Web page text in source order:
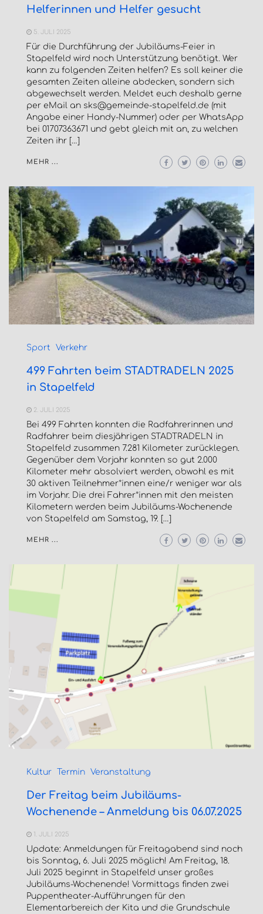
Helferinnen und Helfer gesucht
5. JULI 2025
Für die Durchführung der Jubiläums-Feier in
Stapelfeld wird noch Unterstützung benötigt. Wer
kann zu folgenden Zeiten helfen? Es soll keiner die
gesamten Zeiten alleine abdecken, sondern sich
abgewechselt werden. Meldet euch deshalb gerne
per eMail an sks@gemeinde-stapelfeld.de (mit
Angabe einer Handy-Nummer) oder per WhatsApp
bei 01707363671 und gebt gleich mit an, zu welchen
Zeiten ihr […]
MEHR ...
Sport Verkehr
499 Fahrten beim STADTRADELN 2025
in Stapelfeld
2. JULI 2025
Bei 499 Fahrten konnten die Radfahrerinnen und
Radfahrer beim diesjährigen STADTRADELN in
Stapelfeld zusammen 7.281 Kilometer zurücklegen.
Gegenüber dem Vorjahr konnten so gut 2.000
Kilometer mehr absolviert werden, obwohl es mit
30 aktiven Teilnehmer*innen eine/r weniger war als
im Vorjahr. Die drei Fahrer*innen mit den meisten
Kilometern werden beim Jubiläums-Wochenende
von Stapelfeld am Samstag, 19. […]
MEHR ...
Kultur Termin Veranstaltung
Der Freitag beim Jubiläums-
Wochenende – Anmeldung bis 06.07.2025
1. JULI 2025
Update: Anmeldungen für Freitagabend sind noch
bis Sonntag, 6. Juli 2025 möglich! Am Freitag, 18.
Juli 2025 beginnt in Stapelfeld unser großes
Jubiläums-Wochenende! Vormittags finden zwei
Puppentheater-Aufführungen für den
Elementarbereich der Kita und die Grundschule